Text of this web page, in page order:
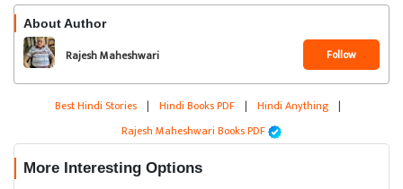
About Author
Rajesh Maheshwari Follow
Best Hindi Stories | Hindi Books PDF | Hindi Anything |
Rajesh Maheshwari Books PDF
More Interesting Options